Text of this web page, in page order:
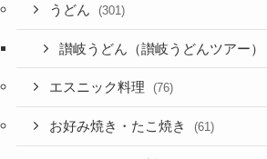
うどん (301)
讃岐うどん（讃岐うどんツアー）
エスニック料理 (76)
お好み焼き・たこ焼き (61)